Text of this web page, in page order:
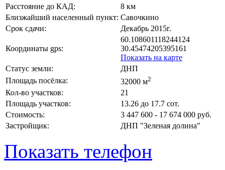
Расстояние до КАД:
8 км
Близжайший населенный пункт: Савочкино
Срок сдачи:
Декабрь 2015г.
Координаты gps:
60.108601118244124
30.45474205395161
Показать на карте
Статус земли:
ДНП
Площадь посёлка:
32000 м2
Кол-во участков:
21
Площадь участков:
13.26 до 17.7 сот.
Стоимость:
3 447 600 - 17 674 000 руб.
Застройщик:
ДНП "Зеленая долина"
Показать телефон